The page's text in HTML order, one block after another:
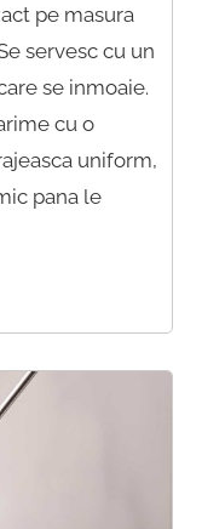
pe masura
servesc cu un
se inmoaie.
cu o
uniform,
pana le